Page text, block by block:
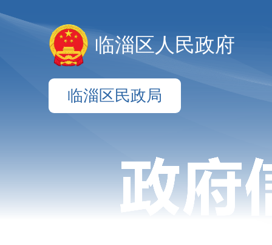
临淄区人民政府
临淄区民政局